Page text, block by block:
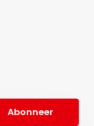
Abonneer